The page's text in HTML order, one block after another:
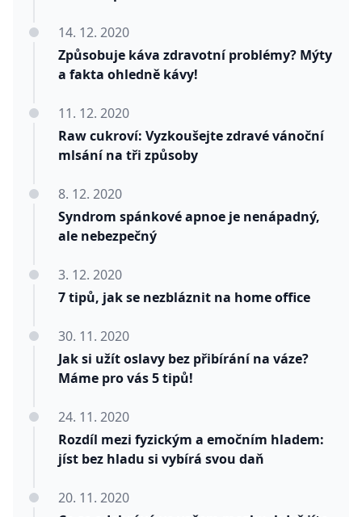
Způsobuje káva zdravotní problémy? Mýty
a fakta ohledně kávy!
14. 12. 2020
Raw cukroví: Vyzkoušejte zdravé vánoční
mlsání na tři způsoby
11. 12. 2020
Syndrom spánkové apnoe je nenápadný,
ale nebezpečný
8. 12. 2020
7 tipů, jak se nezbláznit na home office
3. 12. 2020
Jak si užít oslavy bez přibírání na váze?
Máme pro vás 5 tipů!
30. 11. 2020
Rozdíl mezi fyzickým a emočním hladem:
jíst bez hladu si vybírá svou daň
24. 11. 2020
20. 11. 2020